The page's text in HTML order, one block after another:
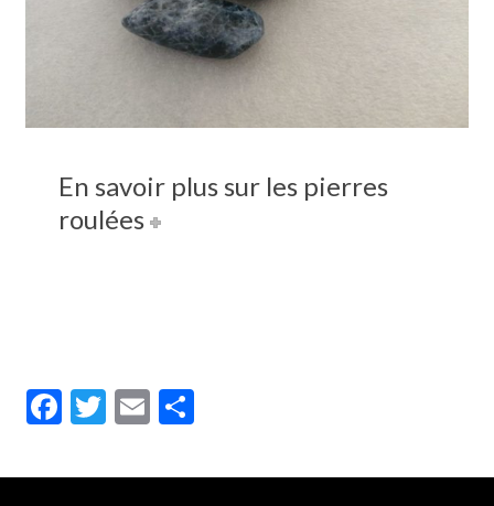
En savoir plus sur les pierres
roulées
Facebook
Twitter
Email